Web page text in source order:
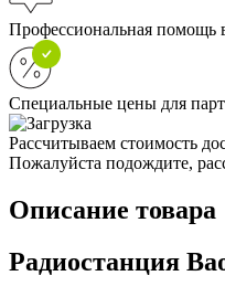
Профессиональная помощь
Специальные цены для
Рассчитываем стоимость
Пожалуйста подождите,
Описание товара
Радиостанция